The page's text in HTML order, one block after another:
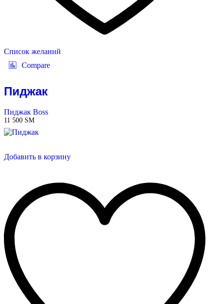
Список желаний
Compare
Пиджак
Пиджак Boss
11 500 ЅМ
Добавить в корзину